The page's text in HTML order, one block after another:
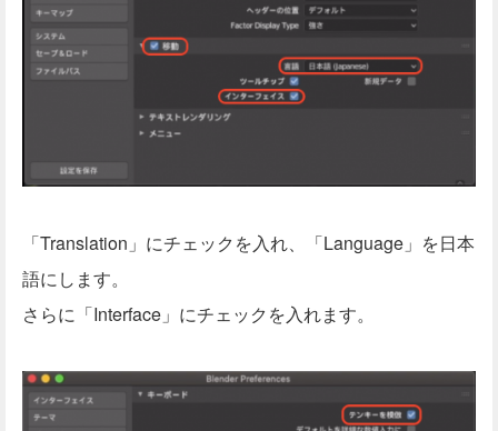
「Translation」にチェックを入れ、「Language」を日本
語にします。
さらに「Interface」にチェックを入れます。